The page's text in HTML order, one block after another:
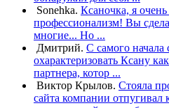
Sonehka. Ксаночка, я
профессионализм! Вы
многие... Но ...
Дмитрий. С самого начала
охарактеризовать Ксану
партнера, котор ...
Виктор Крылов. Стояла
сайта компании отпугивал